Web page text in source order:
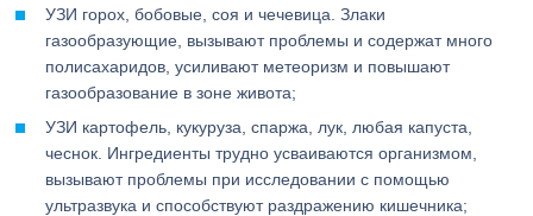
УЗИ горох, бобовые, соя и чечевица. Злаки
газообразующие, вызывают проблемы и содержат много
полисахаридов, усиливают метеоризм и повышают
газообразование в зоне живота;
УЗИ картофель, кукуруза, спаржа, лук, любая капуста,
чеснок. Ингредиенты трудно усваиваются организмом,
вызывают проблемы при исследовании с помощью
ультразвука и способствуют раздражению кишечника;